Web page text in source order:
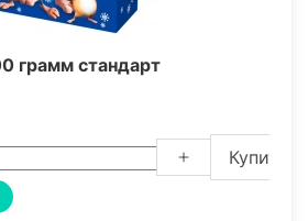
грамм стандарт
Купить